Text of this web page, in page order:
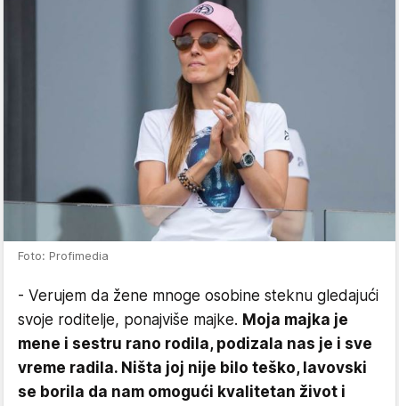
Foto: Profimedia
- Verujem da žene mnoge osobine steknu gledajući
svoje roditelje, ponajviše majke. Moja majka je
mene i sestru rano rodila, podizala nas je i sve
vreme radila. Ništa joj nije bilo teško, lavovski
se borila da nam omogući kvalitetan život i